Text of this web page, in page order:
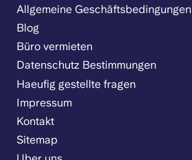
Allgemeine Geschäftsbedingungen
Blog
Büro vermieten
Datenschutz Bestimmungen
Haeufig gestellte fragen
Impressum
Kontakt
Sitemap